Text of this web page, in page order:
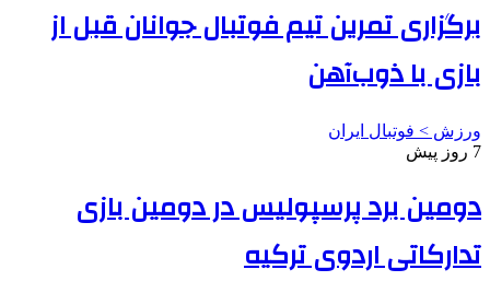
برگزاری تمرین تیم فوتبال جوانان قبل از
بازی با ذوب‌آهن
ورزش > فوتبال ایران
7 روز پیش
دومین برد پرسپولیس در دومین بازی
تدارکاتی اردوی ترکیه